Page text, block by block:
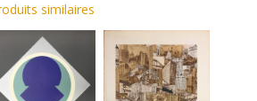
similaires